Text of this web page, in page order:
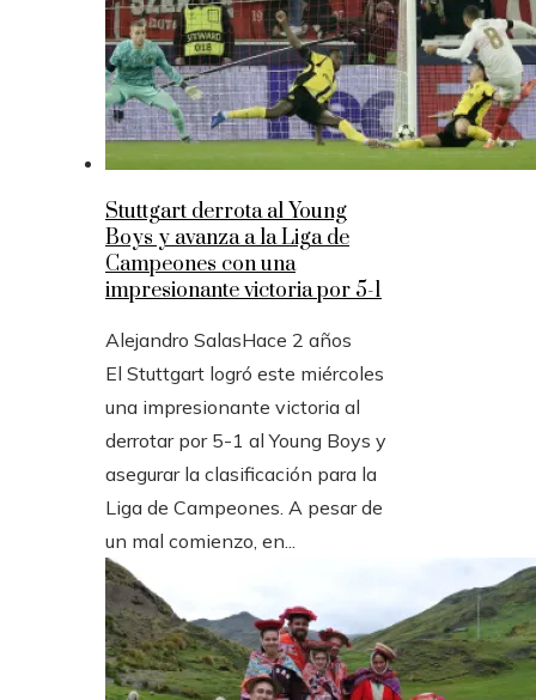
Stuttgart derrota al Young
Boys y avanza a la Liga de
Campeones con una
impresionante victoria por 5-1
Alejandro SalasHace 2 años
El Stuttgart logró este miércoles
una impresionante victoria al
derrotar por 5-1 al Young Boys y
asegurar la clasificación para la
Liga de Campeones. A pesar de
un mal comienzo, en...